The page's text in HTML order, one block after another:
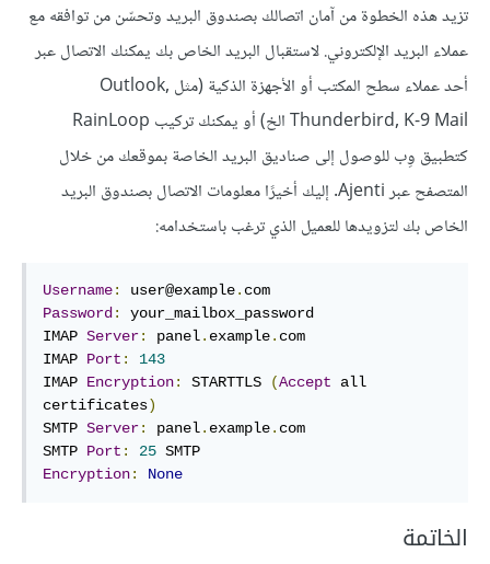
تزيد هذه الخطوة من آمان اتصالك بصندوق البريد وتحسّن من توافقه مع
عملاء البريد الإلكتروني. لاستقبال البريد الخاص بك يمكنك الاتصال عبر
أحد عملاء سطح المكتب أو الأجهزة الذكية (مثل Outlook,
Thunderbird, K-9 Mail الخ) أو يمكنك تركيب RainLoop
كتطبيق وِب للوصول إلى صناديق البريد الخاصة بموقعك من خلال
المتصفح عبر Ajenti. إليك أخيرًا معلومات الاتصال بصندوق البريد
الخاص بك لتزويدها للعميل الذي ترغب باستخدامه:
Username: user@example.
Password:
your_mailbox_password
IMAP Server: panel. example. com
IMAP Port :
143
IMAP Encryption: STARTTLS (Accept all
certificates)
SMTP Server: panel. example. com
SMTP Port : 25
Encryption: None
الخاتمة